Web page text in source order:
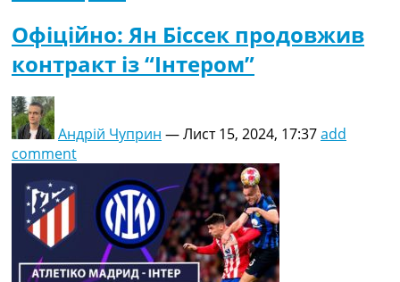
Офіційно: Ян Біссек продовжив
контракт із “Інтером”
Андрій Чуприн —Лист 15, 2024, 17:37add
comment